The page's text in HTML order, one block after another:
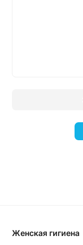
Женская гигиена